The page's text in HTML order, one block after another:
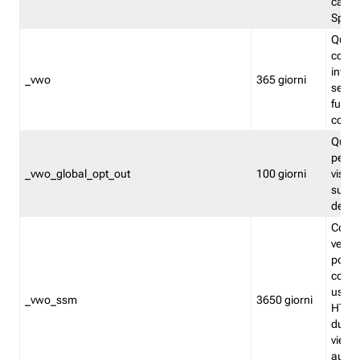
Split
_vwo 365 giorni
_vwo_global_opt_out 100 giorni
su
_vwo_ssm 3650 giorni
viene